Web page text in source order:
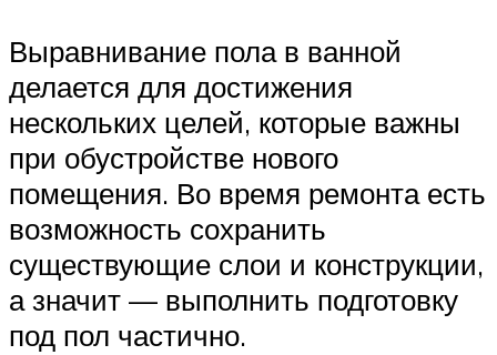
Выравнивание пола в ванной
делается для достижения
нескольких целей, которые важны
при обустройстве нового
помещения. Во время ремонта есть
возможность сохранить
существующие слои и конструкции,
а значит — выполнить подготовку
под пол частично.